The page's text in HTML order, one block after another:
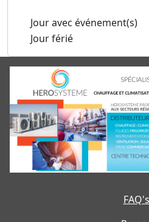
Jour avec événement(s)
Jour férié
FAQ's